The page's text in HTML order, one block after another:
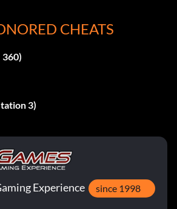
CHEATS
3)
Experience since 1998